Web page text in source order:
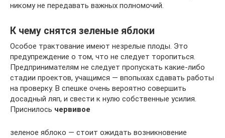
никому не передавать важных полномочий.
К чему снятся зеленые яблоки
Особое трактование имеют незрелые плоды. Это
предупреждение о том, что не следует торопиться.
Предпринимателям не следует пропускать какие-либо
стадии проектов, учащимся — впопыхах сдавать работы
на проверку. В спешке очень вероятно совершить
досадный ляп, и свести к нулю собственные усилия.
Приснилось червивое
зеленое яблоко — стоит ожидать возникновение